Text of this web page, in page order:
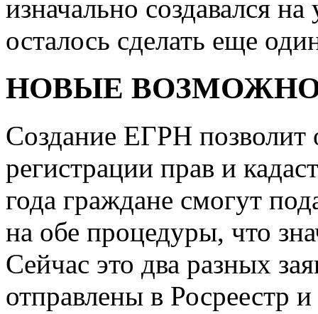
изначально создавался
осталось сделать еще
НОВЫЕ
Создание ЕГРН позволит
регистрации прав и
года граждане смогут
на обе процедуры, что
Сейчас это два разных
отправлены в Росреестр